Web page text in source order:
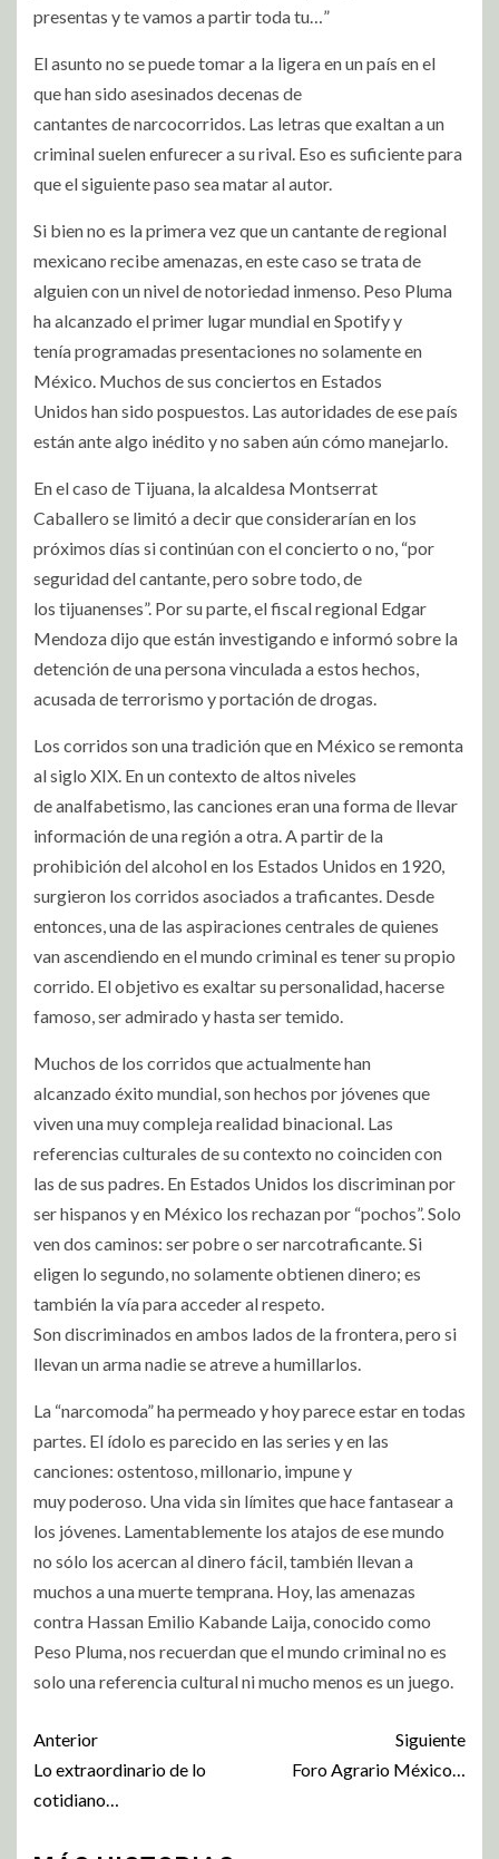
presentas y te vamos a partir toda tu…”
El asunto no se puede tomar a la ligera en un país en el
que han sido asesinados decenas de
cantantes de narcocorridos. Las letras que exaltan a un
criminal suelen enfurecer a su rival. Eso es suficiente para
que el siguiente paso sea matar al autor.
Si bien no es la primera vez que un cantante de regional
mexicano recibe amenazas, en este caso se trata de
alguien con un nivel de notoriedad inmenso. Peso Pluma
ha alcanzado el primer lugar mundial en Spotify y
tenía programadas presentaciones no solamente en
México. Muchos de sus conciertos en Estados
Unidos han sido pospuestos. Las autoridades de ese país
están ante algo inédito y no saben aún cómo manejarlo.
En el caso de Tijuana, la alcaldesa Montserrat
Caballero se limitó a decir que considerarían en los
próximos días si continúan con el concierto o no, “por
seguridad del cantante, pero sobre todo, de
los tijuanenses”. Por su parte, el fiscal regional Edgar
Mendoza dijo que están investigando e informó sobre la
detención de una persona vinculada a estos hechos,
acusada de terrorismo y portación de drogas.
Los corridos son una tradición que en México se remonta
al siglo XIX. En un contexto de altos niveles
de analfabetismo, las canciones eran una forma de llevar
información de una región a otra. A partir de la
prohibición del alcohol en los Estados Unidos en 1920,
surgieron los corridos asociados a traficantes. Desde
entonces, una de las aspiraciones centrales de quienes
van ascendiendo en el mundo criminal es tener su propio
corrido. El objetivo es exaltar su personalidad, hacerse
famoso, ser admirado y hasta ser temido.
Muchos de los corridos que actualmente han
alcanzado éxito mundial, son hechos por jóvenes que
viven una muy compleja realidad binacional. Las
referencias culturales de su contexto no coinciden con
las de sus padres. En Estados Unidos los discriminan por
ser hispanos y en México los rechazan por “pochos”. Solo
ven dos caminos: ser pobre o ser narcotraficante. Si
eligen lo segundo, no solamente obtienen dinero; es
también la vía para acceder al respeto.
Son discriminados en ambos lados de la frontera, pero si
llevan un arma nadie se atreve a humillarlos.
La “narcomoda” ha permeado y hoy parece estar en todas
partes. El ídolo es parecido en las series y en las
canciones: ostentoso, millonario, impune y
muy poderoso. Una vida sin límites que hace fantasear a
los jóvenes. Lamentablemente los atajos de ese mundo
no sólo los acercan al dinero fácil, también llevan a
muchos a una muerte temprana. Hoy, las amenazas
contra Hassan Emilio Kabande Laija, conocido como
Peso Pluma, nos recuerdan que el mundo criminal no es
solo una referencia cultural ni mucho menos es un juego.
Anterior
Lo extraordinario de lo
cotidiano…
Siguiente
Foro Agrario México…